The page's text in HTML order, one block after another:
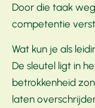
Door die taak
competentie
Wat kun je als
De sleutel ligt in
betrokkenheid
laten